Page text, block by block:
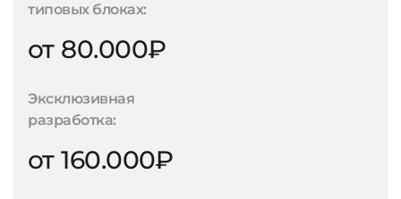
типовых блоках:
от 80.000₽
Эксклюзивная
разработка:
от 160.000₽